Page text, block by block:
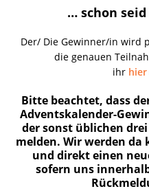
… schon
Der/ Die Gewinner/in wird
die genauen
ihr hier
Bitte beachtet, dass
Adventskalender-
der sonst üblichen
melden. Wir werden da
und direkt einen
sofern uns